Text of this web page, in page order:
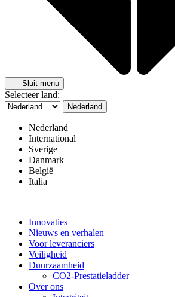
Sluit menu
Selecteer land:
Nederland
Nederland
International
Sverige
Danmark
België
Italia
Innovaties
Nieuws en verhalen
Voor leveranciers
Veiligheid
Duurzaamheid
CO2-Prestatieladder
Over ons